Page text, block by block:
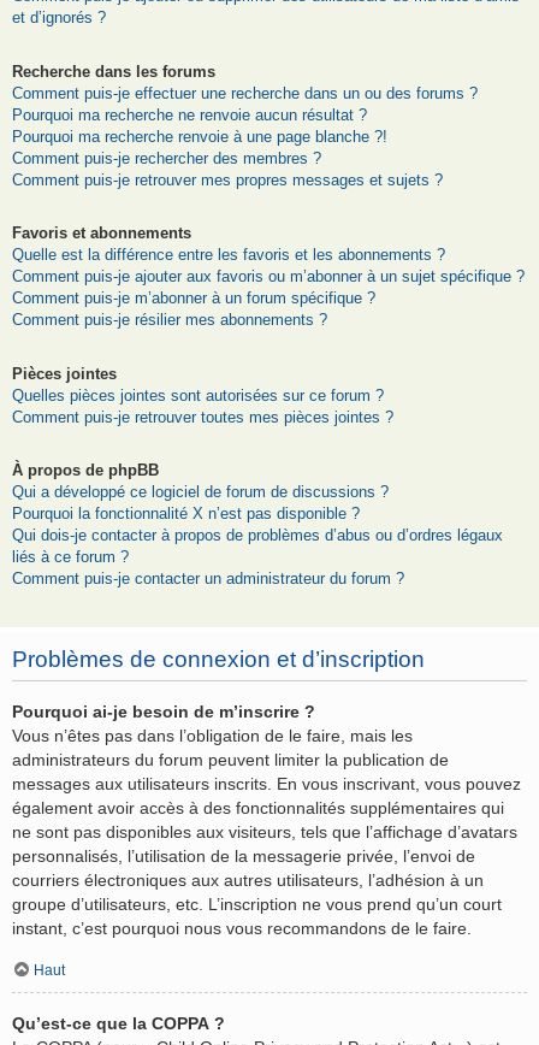
et d’ignorés ?
Recherche dans les forums
Comment puis-je effectuer une recherche dans un ou des forums ?
Pourquoi ma recherche ne renvoie aucun résultat ?
Pourquoi ma recherche renvoie à une page blanche ?!
Comment puis-je rechercher des membres ?
Comment puis-je retrouver mes propres messages et sujets ?
Favoris et abonnements
Quelle est la différence entre les favoris et les abonnements ?
Comment puis-je ajouter aux favoris ou m’abonner à un sujet spécifique ?
Comment puis-je m’abonner à un forum spécifique ?
Comment puis-je résilier mes abonnements ?
Pièces jointes
Quelles pièces jointes sont autorisées sur ce forum ?
Comment puis-je retrouver toutes mes pièces jointes ?
À propos de phpBB
Qui a développé ce logiciel de forum de discussions ?
Pourquoi la fonctionnalité X n’est pas disponible ?
Qui dois-je contacter à propos de problèmes d’abus ou d’ordres légaux
liés à ce forum ?
Comment puis-je contacter un administrateur du forum ?
Problèmes de connexion et d’inscription
Pourquoi ai-je besoin de m’inscrire ?
Vous n’êtes pas dans l’obligation de le faire, mais les
administrateurs du forum peuvent limiter la publication de
messages aux utilisateurs inscrits. En vous inscrivant, vous pouvez
également avoir accès à des fonctionnalités supplémentaires qui
ne sont pas disponibles aux visiteurs, tels que l’affichage d’avatars
personnalisés, l’utilisation de la messagerie privée, l’envoi de
courriers électroniques aux autres utilisateurs, l’adhésion à un
groupe d’utilisateurs, etc. L’inscription ne vous prend qu’un court
instant, c’est pourquoi nous vous recommandons de le faire.
Haut
Qu’est-ce que la COPPA ?